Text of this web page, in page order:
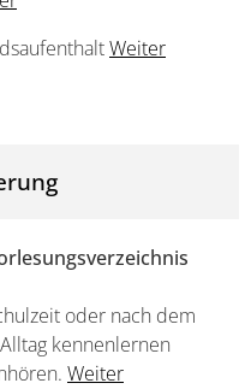
Weiter
oder nach dem
kennenlernen
Weiter